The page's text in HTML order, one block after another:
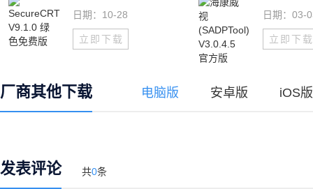
日期：10-28
立即下载
日期：03-
立即下载
厂商其他下载 电脑版 安卓版 iOS版
发表评论 共0条